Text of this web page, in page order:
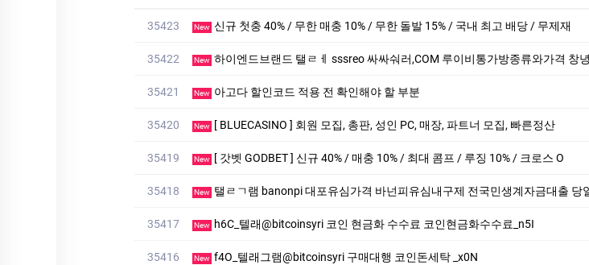
35423 New 신규 첫충 40% / 무한 매충 10% / 무한 돌발 15% / 국내 최고 배당 / 무제재
35422 New 하이엔드브랜드 탤ㄹㅔ sssreo 싸싸숴러,COM 루이비통가방종류와가격 창녕군 미러급 1대1 직구
35421 New 아고다 할인코드 적용 전 확인해야 할 부분
35420 New [ BLUECASINO ] 회원 모집, 총판, 성인 PC, 매장, 파트너 모집, 빠른정산
35419 New [ 갓벳 GODBET ] 신규 40% / 매충 10% / 최대 콤프 / 루징 10% / 크로스 O
35418 New 탤ㄹㄱ램 banonpi 대포유심가격 바넌피유심내구제 전국민생계자금대출 당일개인
35417 New h6C_텔래@bitcoinsyri 코인 현금화 수수료 코인현금화수수료_n5I
35416 New f4O_텔래그램@bitcoinsyri 구매대행 코인돈세탁 _x0N